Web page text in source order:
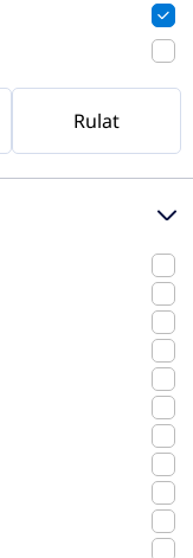
nou
GDi 150CP
Rulat